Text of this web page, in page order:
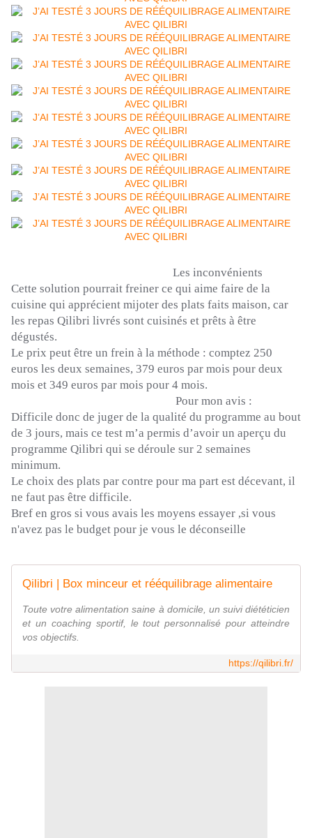
Les inconvénients
Cette solution pourrait freiner ce qui aime faire de la
cuisine qui apprécient mijoter des plats faits maison, car
les repas Qilibri livrés sont cuisinés et prêts à être
dégustés.
Le prix peut être un frein à la méthode : comptez 250
euros les deux semaines, 379 euros par mois pour deux
mois et 349 euros par mois pour 4 mois.
Pour mon avis :
Difficile donc de juger de la qualité du programme au bout
de 3 jours, mais ce test m’a permis d’avoir un aperçu du
programme Qilibri qui se déroule sur 2 semaines
minimum.
Le choix des plats par contre pour ma part est décevant, il
ne faut pas être difficile.
Bref en gros si vous avais les moyens essayer ,si vous
n'avez pas le budget pour je vous le déconseille
Qilibri | Box minceur et rééquilibrage alimentaire
Toute votre alimentation saine à domicile, un suivi diététicien
et un coaching sportif, le tout personnalisé pour atteindre
vos objectifs.
https://qilibri.fr/